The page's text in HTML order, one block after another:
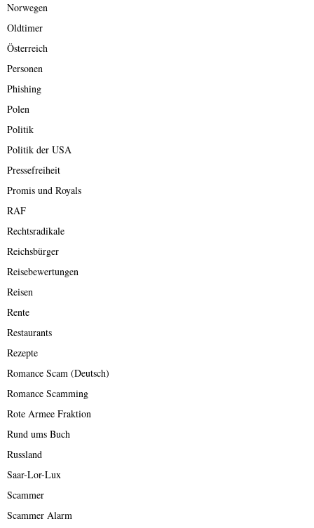
Norwegen
Oldtimer
Österreich
Personen
Phishing
Polen
Politik
Politik der USA
Pressefreiheit
Promis und Royals
RAF
Rechtsradikale
Reichsbürger
Reisebewertungen
Reisen
Rente
Restaurants
Rezepte
Romance Scam (Deutsch)
Romance Scamming
Rote Armee Fraktion
Rund ums Buch
Russland
Saar-Lor-Lux
Scammer
Scammer Alarm